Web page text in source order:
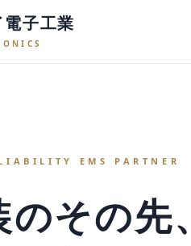
子工業
EMS PARTNER
のその先